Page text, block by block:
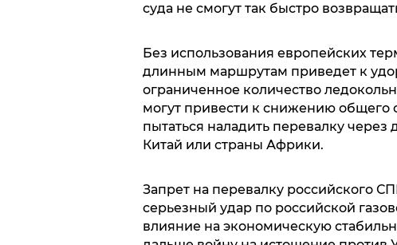
суда не смогут так быстро
Без использования европейских
длинным маршрутам приведет к
ограниченное количество
могут привести к снижению общего
пытаться наладить перевалку
Китай или страны Африки.
Запрет на перевалку российского
серьезный удар по российской
влияние на экономическую